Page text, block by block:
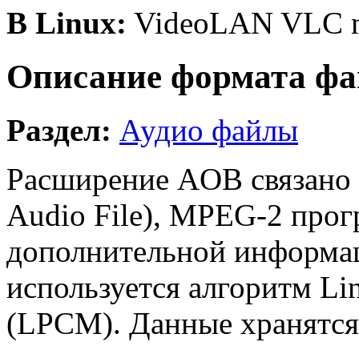
В Linux: VideoLAN VLC
Описание формата
Раздел: Аудио файлы
Расширение AOB
Audio File), MPEG-2
дополнительной
используется алгоритм
(LPCM). Данные